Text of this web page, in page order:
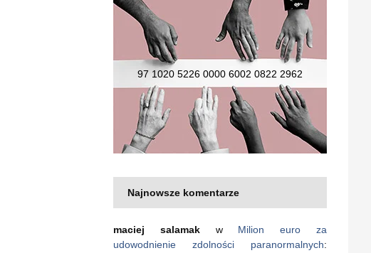
97 1020 5226 0000 6002 0822 2962
Najnowsze komentarze
maciej salamakw Milion euro za
udowodnienie zdolności paranormalnych: